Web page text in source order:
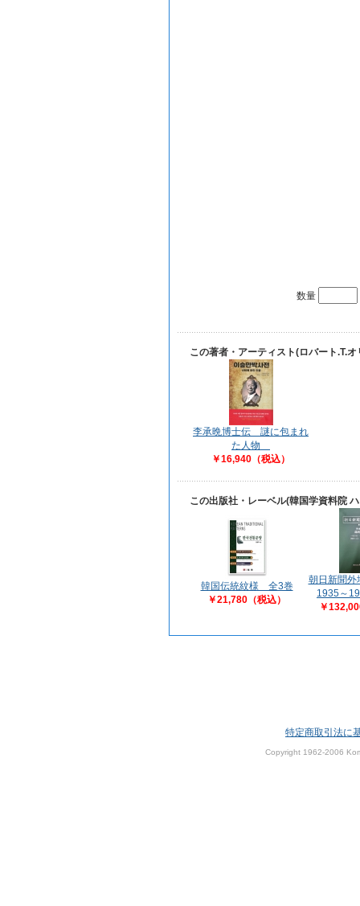
数量
この著者・アーティスト(ロバート.T.
李承晩博士伝 謎に包まれ
た人物
￥16,940（税込）
この出版社・レーベル(韓国学資料院
韓国伝統紋様 全3巻
￥21,780（税込）
朝日新聞
1935～
￥
特定商取引法に
Copyright 1962-2006